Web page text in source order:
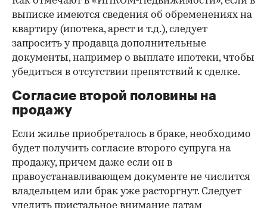
выписке имеются сведения об обременениях на
квартиру (ипотека, арест и т.д.), следует
запросить у продавца дополнительные
документы, например о выплате ипотеки, чтобы
убедиться в отсутствии препятствий к сделке.
Согласие второй половины на
продажу
Если жилье приобреталось в браке, необходимо
будет получить согласие второго супруга на
продажу, причем даже если он в
правоустанавливающем документе не числится
владельцем или брак уже расторгнут. Следует
уделить пристальное внимание датам